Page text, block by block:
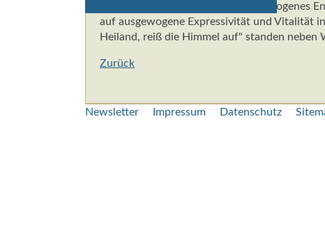
Frauenstimmen ein exzellentes,
auf ausgewogene Expressivität und Vitalität
Heiland, reiß die Himmel auf" standen
Zurück
Navigation
Newsletter Impressum Datenschutz